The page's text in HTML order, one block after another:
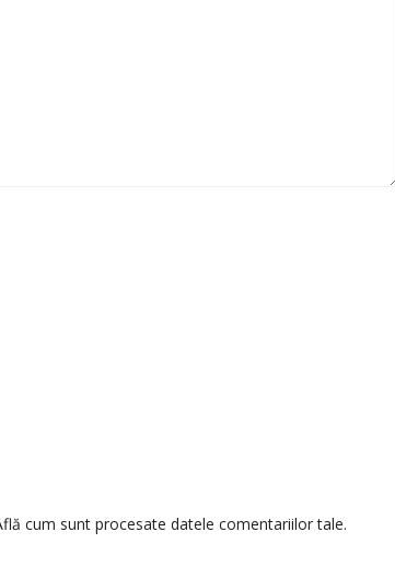
cum sunt procesate datele comentariilor tale.